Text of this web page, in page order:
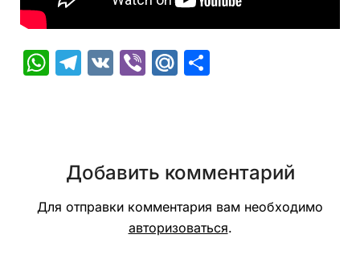
WhatsApp
Telegram
VK ViberMail.Ru
Добавить комментарий
Для отправки комментария вам необходимо
авторизоваться.